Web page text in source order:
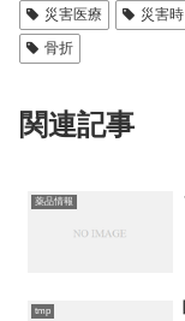
災害医療
災害時
骨折
関連記事
薬品情報
tmp